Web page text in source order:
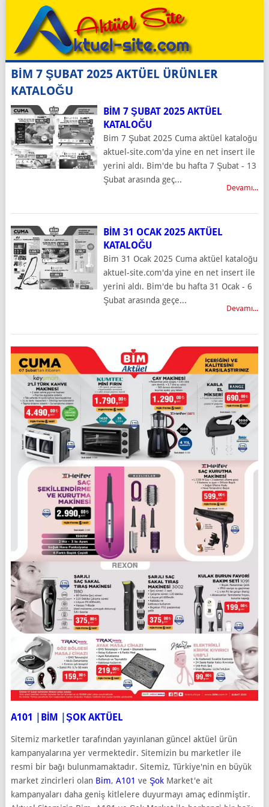
BİM 7 ŞUBAT 2025 AKTÜEL ÜRÜNLER
KATALOĞU
BIM 7 ŞUBAT 2025 AKTÜEL
KATALOĞU
Bim 7 Şubat 2025 Cuma aktüel kataloğu
aktuel-site.com'da yine en net insert ile
yerini aldı. Bim'de bu hafta 7 Şubat - 13
Şubat arasında geç...
Devamı...
BIM 31 OCAK 2025 AKTÜEL
KATALOĞU
Bim 31 Ocak 2025 Cuma aktüel kataloğu
aktuel-site.com'da yine en net insert ile
yerini aldı. Bim'de bu hafta 31 Ocak - 6
Şubat arasında geçe...
Devamı...
A101 BİM ŞOK AKTÜEL
Sitemiz marketler tarafından yayınlanan güncel aktüel ürün
kampanyalarına yer vermektedir. Sitemizin bu marketler ile
resmi bir bağı bulunmamaktadır. Sitemiz, Türkiye'nin en büyük
market zincirleri olan Bim, A101 ve ŞokMarket'e ait
kampanyaları daha geniş kitlelere duyurmayı amaç edinmiştir.